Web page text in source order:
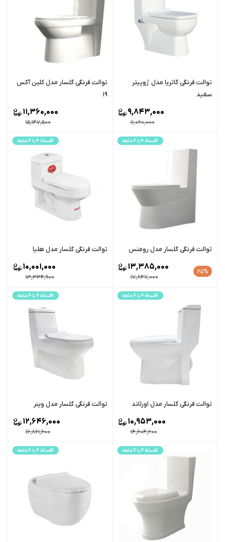
توالت فرنگی گاتریا مدل ژوپیتر
سفید
11,060,000
9,843,000
توالت فرنگی گلسار مدل کلین آکس
19
15,147,500
11,360,000
توالت فرنگی گلسار مدل رومنس
25%
17,847,000
13,385,000
توالت فرنگی گلسار مدل هلیا
13,334,900
10,001,000
توالت فرنگی گلسار مدل اورلاند
14,604,200
10,953,000
توالت فرنگی گلسار مدل وینر
16,861,600
12,646,000